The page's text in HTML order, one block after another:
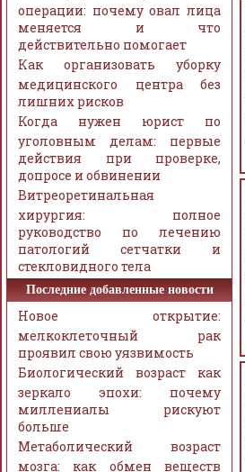
операции: почему овал лица
меняется и что
действительно помогает
Как организовать уборку
медицинского центра без
лишних рисков
Когда нужен юрист по
уголовным делам: первые
действия при проверке,
допросе и обвинении
Витреоретинальная
хирургия: полное
руководство по лечению
патологий сетчатки и
стекловидного тела
Последние добавленные новости
Новое открытие:
мелкоклеточный рак
проявил свою уязвимость
Биологический возраст как
зеркало эпохи: почему
миллениалы рискуют
больше
Метаболический возраст
мозга: как обмен веществ